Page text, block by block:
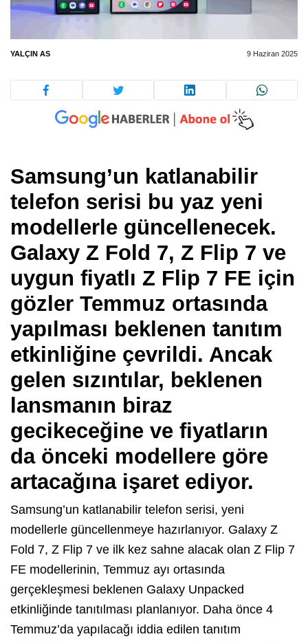
YALÇIN AS 9 Haziran 2025
Samsung’un katlanabilir
telefon serisi bu yaz yeni
modellerle güncellenecek.
Galaxy Z Fold 7, Z Flip 7 ve
uygun fiyatlı Z Flip 7 FE için
gözler Temmuz ortasında
yapılması beklenen tanıtım
etkinliğine çevrildi. Ancak
gelen sızıntılar, beklenen
lansmanın biraz
gecikeceğine ve fiyatların
da önceki modellere göre
artacağına işaret ediyor.
Samsung’un katlanabilir telefon serisi, yeni
modellerle güncellenmeye hazırlanıyor. Galaxy Z
Fold 7, Z Flip 7 ve ilk kez sahne alacak olan Z Flip 7
FE modellerinin, Temmuz ayı ortasında
gerçekleşmesi beklenen Galaxy Unpacked
etkinliğinde tanıtılması planlanıyor. Daha önce 4
Temmuz’da yapılacağı iddia edilen tanıtım